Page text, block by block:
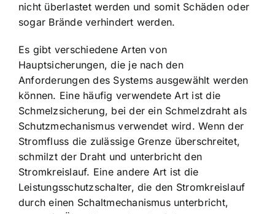
nicht überlastet werden und somit Schäden oder
sogar Brände verhindert werden.
Es gibt verschiedene Arten von
Hauptsicherungen, die je nach den
Anforderungen des Systems ausgewählt werden
können. Eine häufig verwendete Art ist die
Schmelzsicherung, bei der ein Schmelzdraht als
Schutzmechanismus verwendet wird. Wenn der
Stromfluss die zulässige Grenze überschreitet,
schmilzt der Draht und unterbricht den
Stromkreislauf. Eine andere Art ist die
Leistungsschutzschalter, die den Stromkreislauf
durch einen Schaltmechanismus unterbricht,